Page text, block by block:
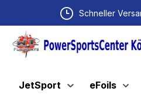
Zur Schneller
JetSport eFoils